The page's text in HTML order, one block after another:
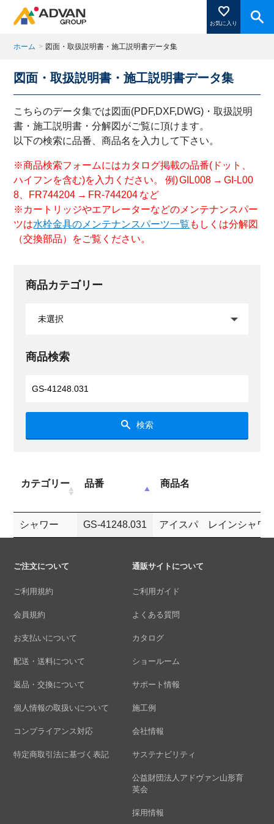
お気に入り
商品ページにある「お気に入り登録」を押すと登録した
商品がここに表示されます。
ホーム > 図面・取扱説明書・施工説明書データ集
図面・取扱説明書・施工説明書データ集
こちらのデータ集では図面(PDF,DXF,DWG)・取扱説明
書・施工説明書・分解図がご覧に頂けます。
以下の検索に品番、商品名を入力して下さい。
※商品検索フォームにはカタログ掲載の品番(ドット、
ハイフンを含む)を入力ください。 例) GIL008 → GI-L00
8、FR744204 → FR-744204 など
※カートリッジやエアレーターなどのメンテナンスパー
ツは水栓金具のメンテナンスパーツ一覧 もしくは分解図
（交換部品）をご覧ください。
商品カテゴリー
商品検索
検索
カテゴリー 品番 商品名
シャワー GS-41248.031 アイスパ レインシャワ
ご注文について
ご利用規約
会員規約
お支払いについて
配送・送料について
返品・交換について
個人情報の取扱いについて
コンプライアンス対応
特定商取引法に基づく表記
通販サイトについて
ご利用ガイド
よくある質問
カタログ
ショールーム
サポート情報
施工例
会社情報
サステナビリティ
公益財団法人アドヴァン山形育
英会
採用情報